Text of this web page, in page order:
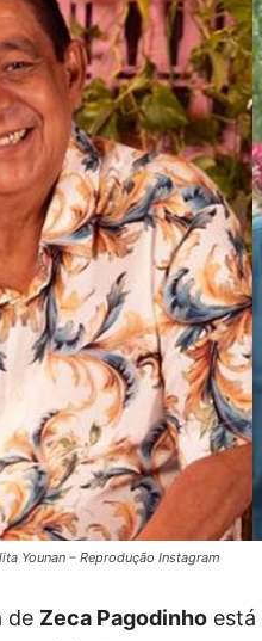
Younan – Reprodução Instagram
de Zeca Pagodinho